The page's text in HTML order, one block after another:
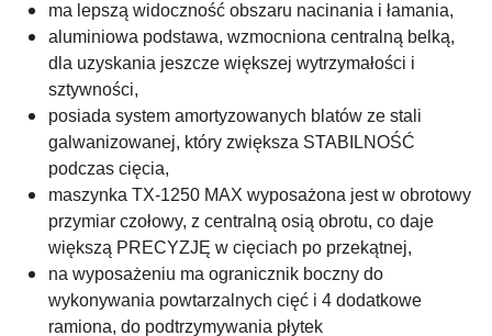
ma lepszą widoczność obszaru nacinania i łamania,
aluminiowa podstawa, wzmocniona centralną belką,
dla uzyskania jeszcze większej wytrzymałości i
sztywności,
posiada system amortyzowanych blatów ze stali
galwanizowanej, który zwiększa STABILNOŚĆ
podczas cięcia,
maszynka TX-1250 MAX wyposażona jest w obrotowy
przymiar czołowy, z centralną osią obrotu, co daje
większą PRECYZJĘ w cięciach po przekątnej,
na wyposażeniu ma ogranicznik boczny do
wykonywania powtarzalnych cięć i 4 dodatkowe
ramiona, do podtrzymywania płytek